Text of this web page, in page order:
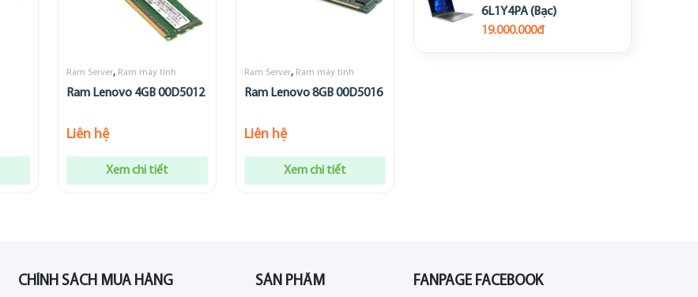
Ram Server, Ram máy tính
Ram Lenovo 4GB 00D5012
Liên hệ
Xem chi tiết
Ram Server, Ram máy tính
Ram Lenovo 8GB 00D5016
Liên hệ
Xem chi tiết
6L1Y4PA (Bạc)
19.000.000đ
CHÍNH SÁCH MUA HÀNG SẢN PHẨM FANPAGE FACEBOOK